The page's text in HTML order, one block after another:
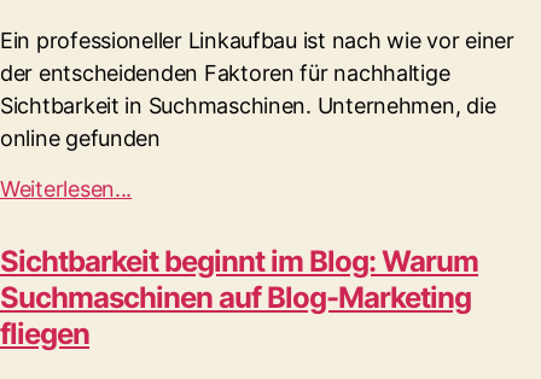
Ein professioneller Linkaufbau ist nach wie vor einer
der entscheidenden Faktoren für nachhaltige
Sichtbarkeit in Suchmaschinen. Unternehmen, die
online gefunden
Weiterlesen...
Sichtbarkeit beginnt im Blog: Warum
Suchmaschinen auf Blog-Marketing
fliegen